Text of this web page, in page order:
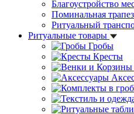
Благоустройство
Поминальная
Ритуальный
Ритуальные товары
Гробы
Кресты